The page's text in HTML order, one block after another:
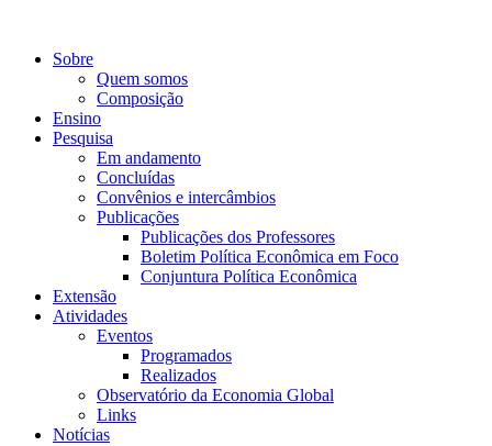
Sobre
Quem somos
Composição
Ensino
Pesquisa
Em andamento
Concluídas
Convênios e intercâmbios
Publicações
Publicações dos Professores
Boletim Política Econômica em Foco
Conjuntura Política Econômica
Extensão
Atividades
Eventos
Programados
Realizados
Observatório da Economia Global
Links
Notícias